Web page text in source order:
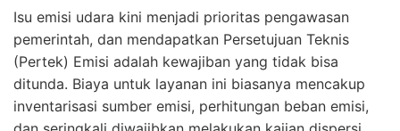
Isu emisi udara kini menjadi prioritas pengawasan
pemerintah, dan mendapatkan Persetujuan Teknis
(Pertek) Emisi adalah kewajiban yang tidak bisa
ditunda. Biaya untuk layanan ini biasanya mencakup
inventarisasi sumber emisi, perhitungan beban emisi,